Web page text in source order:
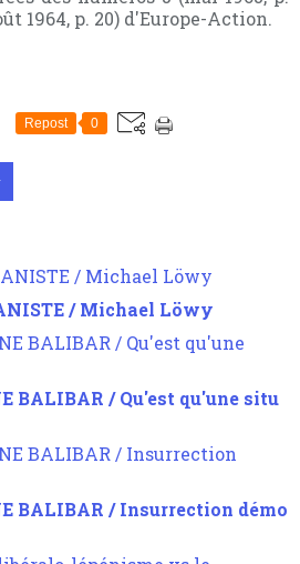
1964, p. 20) d'Europe-Action.
Repost 0
/ Michael Löwy
BALIBAR / Qu'est qu'une situ
BALIBAR / Insurrection démo